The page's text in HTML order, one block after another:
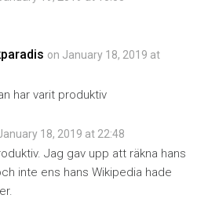
on January 18, 2019 at
har varit produktiv
18, 2019 at 22:48
Jag gav upp att räkna hans
inte ens hans Wikipedia hade